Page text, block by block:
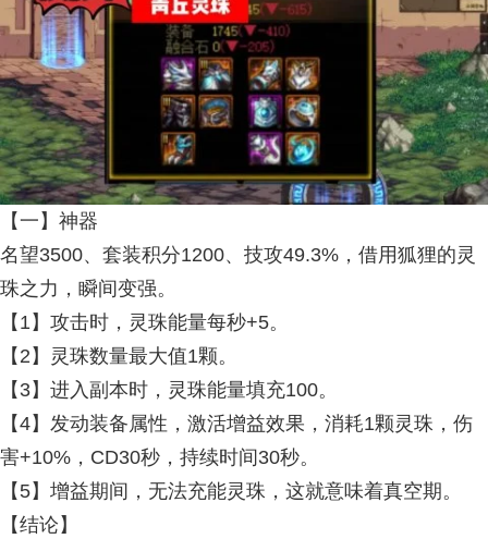
【一】神器
名望3500、套装积分1200、技攻49.3%，借用狐狸的灵
珠之力，瞬间变强。
【1】攻击时，灵珠能量每秒+5。
【2】灵珠数量最大值1颗。
【3】进入副本时，灵珠能量填充100。
【4】发动装备属性，激活增益效果，消耗1颗灵珠，伤
害+10%，CD30秒，持续时间30秒。
【5】增益期间，无法充能灵珠，这就意味着真空期。
【结论】